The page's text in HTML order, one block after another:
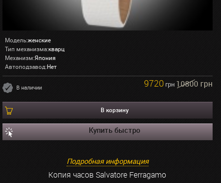
Модель:женские
Тип механизма:кварц
Механизм:Япония
Автоподзавод:Нет
В наличии 9720грн 10800 грн
В корзину
Купить быстро
Подробная информация
Копия часов Salvatore Ferragamo